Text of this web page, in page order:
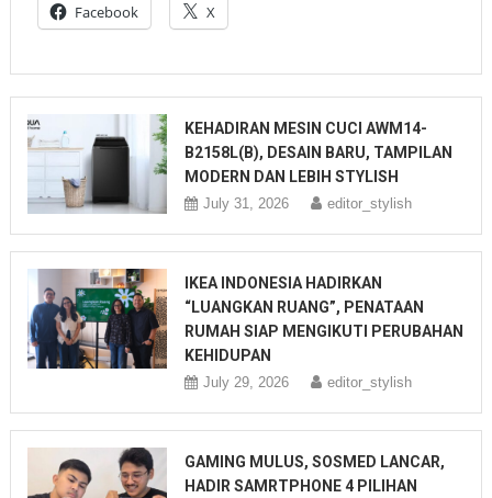
Facebook X
KEHADIRAN MESIN CUCI AWM14-
B2158L(B), DESAIN BARU, TAMPILAN
MODERN DAN LEBIH STYLISH
July 31, 2026 editor_stylish
IKEA INDONESIA HADIRKAN
“LUANGKAN RUANG”, PENATAAN
RUMAH SIAP MENGIKUTI PERUBAHAN
KEHIDUPAN
July 29, 2026 editor_stylish
GAMING MULUS, SOSMED LANCAR,
HADIR SAMRTPHONE 4 PILIHAN